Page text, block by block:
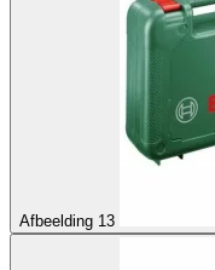
Afbeelding 13